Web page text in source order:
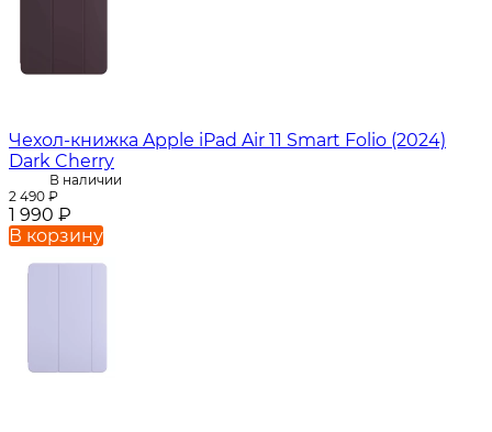
Чехол-книжка Apple iPad Air 11 Smart Folio (2024)
Dark Cherry
В наличии
2 490 ₽
1 990 ₽
В корзину